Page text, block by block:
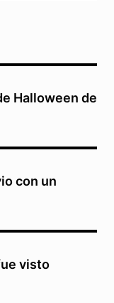
Halloween de
con un
visto